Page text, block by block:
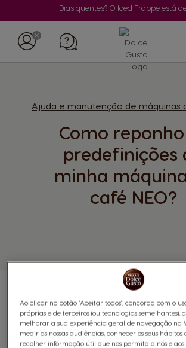
Dias quentes? O Iced Frappe está
Ajuda e manutenção de máquinas
Como
predefinições
minha
café NEO?
Ao clicar no botão "Aceitar todos", concorda com o
próprias e de terceiros (ou tecnologias semelhantes),
melhorar a sua experiência geral de navegação na
medir as nossas audiências, conhecer os seus hábitos
recolher informação útil que nos permita a nós e aos